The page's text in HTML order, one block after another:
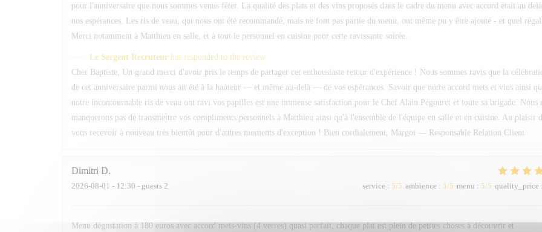
pour l'anniversaire que nous sommes venus fêter. La qualité des plats et des vins proposés dans le cadre du menu avec accord était au
nos espérances. Les ris de veau, qui nous ont été recommandé, mais ne font pas partie du menu, ont même pu y être ajouté - et quel
Merci notamment à Matthieu en salle, et à tout le personnel en cuisine pour cette ravissante soirée.
Le Sergent Recruteur has responded to the review
Cher Baptiste, Un grand merci d'avoir pris le temps de partager cet enthousiaste retour d'expérience ! Nous sommes ravis que la
de cet anniversaire parmi nous ait été à la hauteur — et même au-delà — de vos espérances. Savoir que notre accord mets et vins ainsi
notre incontournable ris de veau ont ravi vos papilles est une immense satisfaction pour le Chef Alain Pégouret et toute sa brigade. Nous
manquerons pas de transmettre vos compliments personnels à Matthieu ainsi qu'à l'ensemble de l'équipe en salle et en cuisine. Au plaisir
vous recevoir à nouveau très bientôt pour d'autres moments d'exception ! Bien cordialement, Margot — Responsable Relation Client
Dimitri D
2026-08-01 - 12:30 - guests 2 service : 5/5 ambience : 5/5 menu : 5/5 quality_price :
Menu dégustation à 180 euros avec accord mets-vins (4 verres) quasi parfait, chaque plat est plein de petites choses à découvrir et